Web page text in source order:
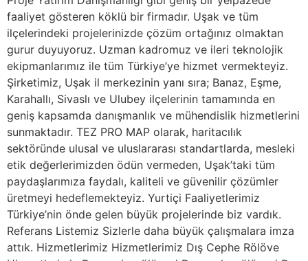
faaliyet gösteren köklü bir firmadır. Uşak ve tüm
ilçelerindeki projelerinizde çözüm ortağınız olmaktan
gurur duyuyoruz. Uzman kadromuz ve ileri teknolojik
ekipmanlarımız ile tüm Türkiye’ye hizmet vermekteyiz.
Şirketimiz, Uşak il merkezinin yanı sıra; Banaz, Eşme,
Karahallı, Sivaslı ve Ulubey ilçelerinin tamamında en
geniş kapsamda danışmanlık ve mühendislik hizmetlerini
sunmaktadır. TEZ PRO MAP olarak, haritacılık
sektöründe ulusal ve uluslararası standartlarda, mesleki
etik değerlerimizden ödün vermeden, Uşak’taki tüm
paydaşlarımıza faydalı, kaliteli ve güvenilir çözümler
üretmeyi hedeflemekteyiz. Yurtiçi Faaliyetlerimiz
Türkiye’nin önde gelen büyük projelerinde biz vardık.
Referans Listemiz Sizlerle daha büyük çalışmalara imza
attık. Hizmetlerimiz Hizmetlerimiz Dış Cephe Rölöve